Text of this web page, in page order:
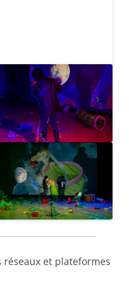
et plateformes